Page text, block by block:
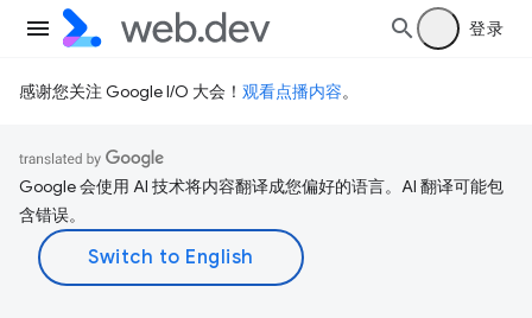
登录
感谢您关注 Google I/O 大会！ 观看点播内容。
Google 会使用 AI 技术将内容翻译成您偏好的语言。AI 翻译可能包
含错误。